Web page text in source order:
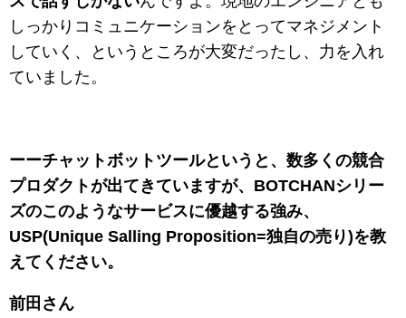
しっかりコミュニケーションをとってマネジメント
していく、というところが大変だったし、力を入れ
ていました。
ーーチャットボットツールというと、数多くの競合
プロダクトが出てきていますが、BOTCHANシリー
ズのこのようなサービスに優越する強み、
USP(Unique Salling Proposition=独自の売り)を教
えてください。
前田さん